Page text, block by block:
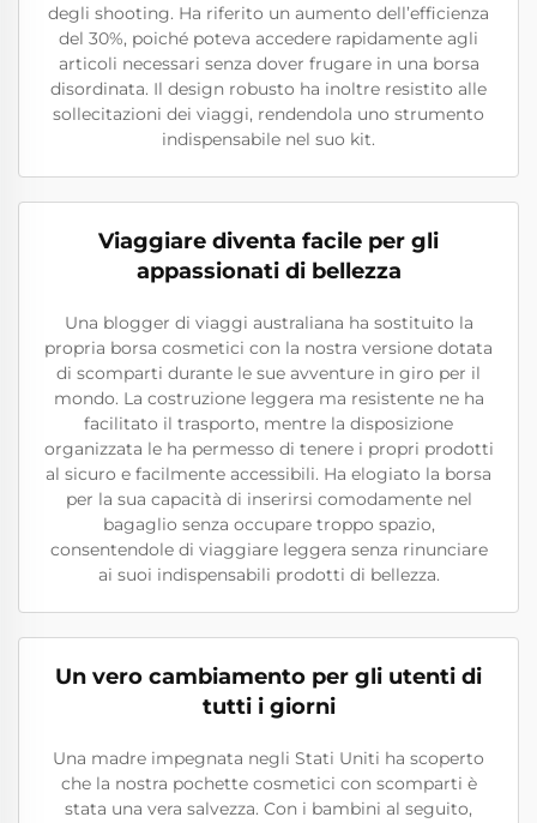
degli shooting. Ha riferito un aumento dell’efficienza
del 30%, poiché poteva accedere rapidamente agli
articoli necessari senza dover frugare in una borsa
disordinata. Il design robusto ha inoltre resistito alle
sollecitazioni dei viaggi, rendendola uno strumento
indispensabile nel suo kit.
Viaggiare diventa facile per gli
appassionati di bellezza
Una blogger di viaggi australiana ha sostituito la
propria borsa cosmetici con la nostra versione dotata
di scomparti durante le sue avventure in giro per il
mondo. La costruzione leggera ma resistente ne ha
facilitato il trasporto, mentre la disposizione
organizzata le ha permesso di tenere i propri prodotti
al sicuro e facilmente accessibili. Ha elogiato la borsa
per la sua capacità di inserirsi comodamente nel
bagaglio senza occupare troppo spazio,
consentendole di viaggiare leggera senza rinunciare
ai suoi indispensabili prodotti di bellezza.
Un vero cambiamento per gli utenti di
tutti i giorni
Una madre impegnata negli Stati Uniti ha scoperto
che la nostra pochette cosmetici con scomparti è
stata una vera salvezza. Con i bambini al seguito,